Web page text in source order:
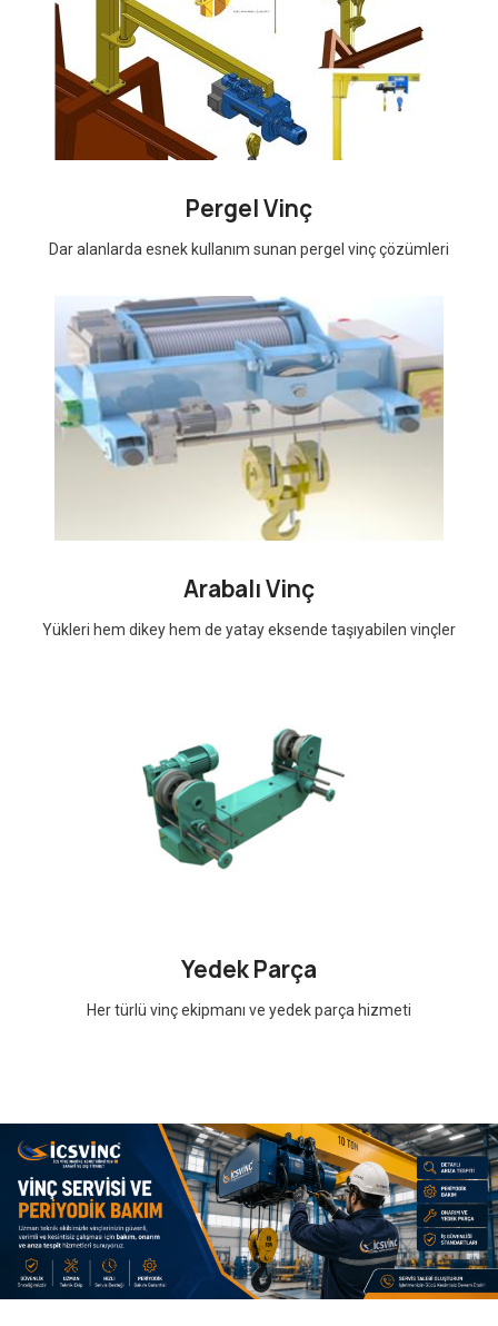
Pergel Vinç
Dar alanlarda esnek kullanım sunan pergel vinç çözümleri
Arabalı Vinç
Yükleri hem dikey hem de yatay eksende taşıyabilen vinçler
Yedek Parça
Her türlü vinç ekipmanı ve yedek parça hizmeti